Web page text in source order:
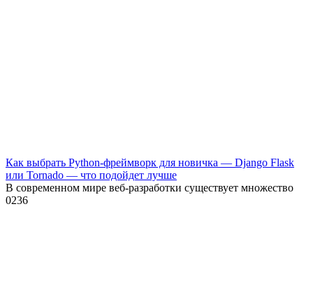
Как выбрать Python-фреймворк для новичка — Django Flask
или Tornado — что подойдет лучше
В современном мире веб-разработки существует множество
0236